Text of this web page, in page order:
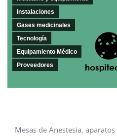
Instalaciones
Gases medicinales
Tecnología
Equipamiento Médico
Proveedores
Mesas de Anestesia,